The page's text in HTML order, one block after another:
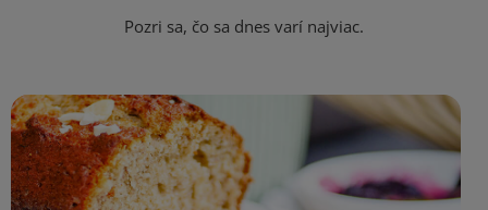
Pozri sa, čo sa dnes varí najviac.